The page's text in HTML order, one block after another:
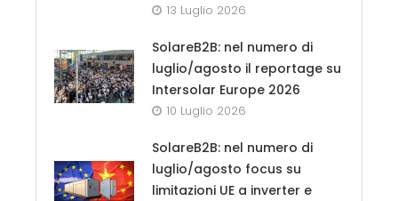
13 Luglio 2026
SolareB2B: nel numero di
luglio/agosto il reportage su
Intersolar Europe 2026
10 Luglio 2026
SolareB2B: nel numero di
luglio/agosto focus su
limitazioni UE a inverter e